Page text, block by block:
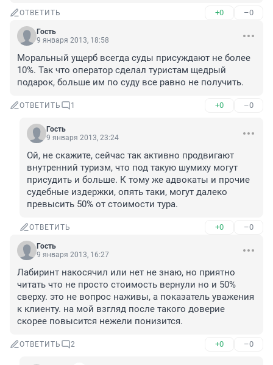
ОТВЕТИТЬ +0 –0
Гость
9 января 2013, 18:58
Моральный ущерб всегда суды присуждают не более
10%. Так что оператор сделал туристам щедрый
подарок, больше им по суду все равно не получить.
ОТВЕТИТЬ 1 +0 –0
Гость
9 января 2013, 23:24
Ой, не скажите, сейчас так активно продвигают
внутренний туризм, что под такую шумиху могут
присудить и больше. К тому же адвокаты и прочие
судебные издержки, опять таки, могут далеко
превысить 50% от стоимости тура.
ОТВЕТИТЬ +0 –0
Гость
9 января 2013, 16:27
Лабиринт накосячил или нет не знаю, но приятно
читать что не просто стоимость вернули но и 50%
сверху. это не вопрос наживы, а показатель уважения
к клиенту. на мой взгляд после такого доверие
скорее повысится нежели понизится.
ОТВЕТИТЬ 2 +0 –0